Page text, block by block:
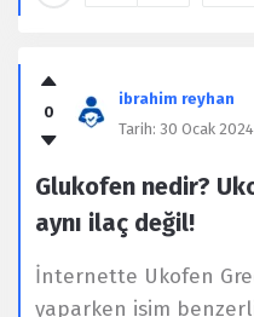
0
ibrahim reyhan
Tarih: 30 Ocak 2024
Glukofen nedir?
aynı ilaç değil!
İnternette Ukofen
yaparken isim